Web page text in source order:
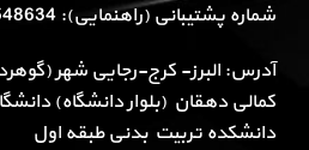
شماره پشتیبانی (راهنمایی): 09022548634
آدرس: البرز- کرج-رجایی شهر
کمالی دهقان (بلوار دانشگاه)
دانشکده تربیت بدنی طبقه اول